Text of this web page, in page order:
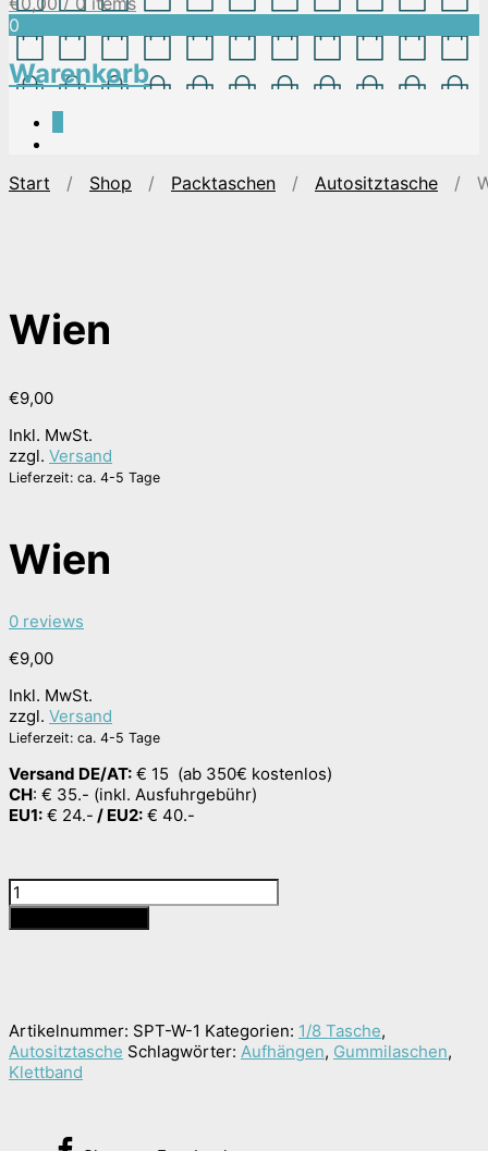
0
Warenkorb
Start / Shop / Packtaschen / Autositztasche /
Wien
€9,00
Inkl. MwSt.
zzgl. Versand
Lieferzeit: ca. 4-5 Tage
Wien
0 reviews
€9,00
Inkl. MwSt.
zzgl. Versand
Lieferzeit: ca. 4-5 Tage
Versand DE/AT: € 15 (ab 350€ kostenlos)
CH: € 35.- (inkl. Ausfuhrgebühr)
EU1: € 24.- / EU2: € 40.-
Wien
Menge
Artikelnummer: SPT-W-1 Kategorien: 1/8 Tasche,
Autositztasche Schlagwörter: Aufhängen, Gummilaschen,
Klettband